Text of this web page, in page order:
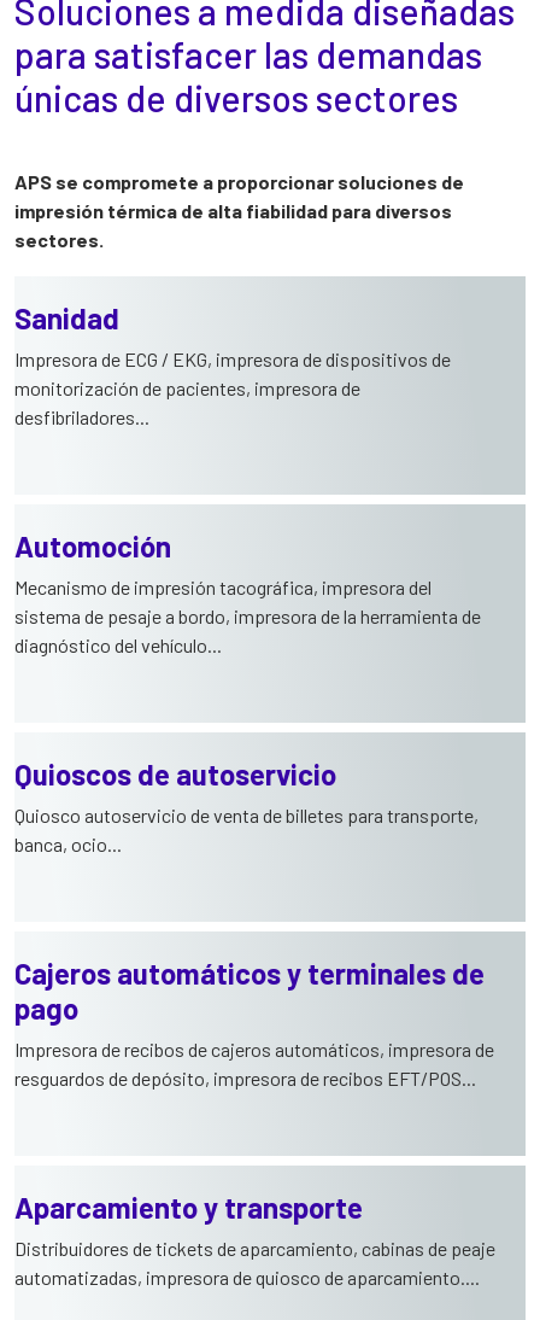
Soluciones a medida diseñadas
para satisfacer las demandas
únicas de diversos sectores
APS se compromete a proporcionar soluciones de
impresión térmica de alta fiabilidad para diversos
sectores.
Sanidad
Impresora de ECG / EKG, impresora de dispositivos de
monitorización de pacientes, impresora de
desfibriladores...
Automoción
Mecanismo de impresión tacográfica, impresora del
sistema de pesaje a bordo, impresora de la herramienta de
diagnóstico del vehículo...
Quioscos de autoservicio
Quiosco autoservicio de venta de billetes para transporte,
banca, ocio...
Cajeros automáticos y terminales de
pago
Impresora de recibos de cajeros automáticos, impresora de
resguardos de depósito, impresora de recibos EFT/POS...
Aparcamiento y transporte
Distribuidores de tickets de aparcamiento, cabinas de peaje
automatizadas, impresora de quiosco de aparcamiento....